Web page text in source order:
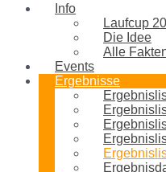
Info
Laufcup
Die Idee
Alle
Events
Ergebnisse